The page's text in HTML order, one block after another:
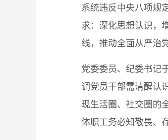
系统违反中央八项规
求：深化思想认识，
线，推动全面从严治
党委委员、纪委书记
调党员干部需清醒认
现生活圈、社交圈的
体职工务必知敬畏、